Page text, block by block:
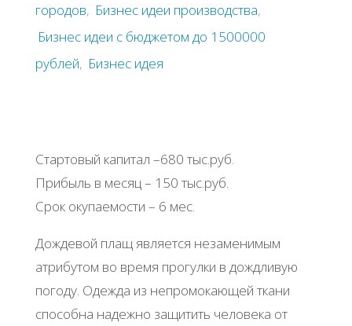
городов, Бизнес идеи производства,
Бизнес идеи с бюджетом до 1500000
рублей, Бизнес идея
Стартовый капитал –680 тыс.руб.
Прибыль в месяц – 150 тыс.руб.
Срок окупаемости – 6 мес.
Дождевой плащ является незаменимым
атрибутом во время прогулки в дождливую
погоду. Одежда из непромокающей ткани
способна надежно защитить человека от